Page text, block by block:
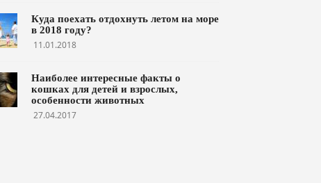
Куда поехать отдохнуть летом на море
в 2018 году?
11.01.2018
Наиболее интересные факты о
кошках для детей и взрослых,
особенности животных
27.04.2017